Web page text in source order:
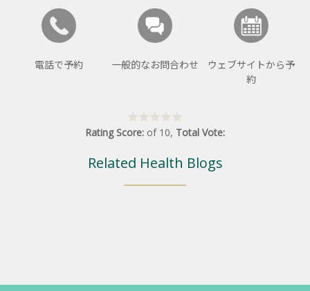
電話で予約 一般的なお問合わせ
ウェブサイトから予
約
Rating Score: of 10, Total Vote:
Related Health Blogs